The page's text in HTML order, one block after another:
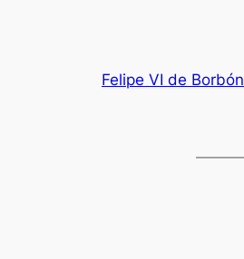
Felipe VI de Borbón